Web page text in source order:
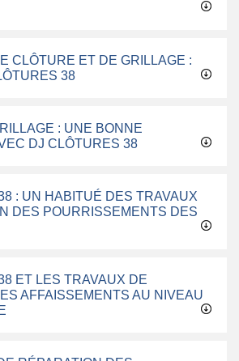
CLÔTURE ET DE GRILLAGE :
38
: UNE BONNE
DJ CLÔTURES 38
: UN HABITUÉ DES TRAVAUX
DES POURRISSEMENTS DES
ET LES TRAVAUX DE
AFFAISSEMENTS AU NIVEAU